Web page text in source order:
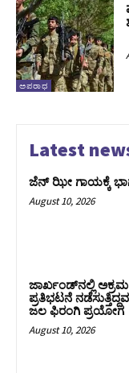
ಅಪರಾಧ
Latest
ಜೆನ್ ಝೀ ಗಾಯಕ್ಕೆ
August 10, 2026
ಜಾರ್ಖಂಡ್‌ನಲ್ಲಿ ಅಕ್ರಮ
ಪ್ರತಿಭಟನೆ
ಜಲ ಫಿರಂಗಿ ಪ್ರಯೋಗ
August 10, 2026